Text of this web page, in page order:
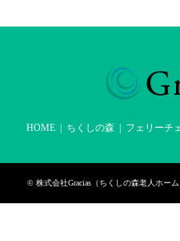
HOME ちくしの森 フェリーチ
© 株式会社Gracias（ちくしの森老人ホー